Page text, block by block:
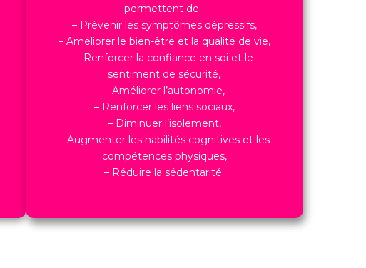
permettent de :
– Prévenir les symptômes dépressifs,
– Améliorer le bien-être et la qualité de vie,
– Renforcer la confiance en soi et le
sentiment de sécurité,
– Améliorer l’autonomie,
– Renforcer les liens sociaux,
– Diminuer l’isolement,
– Augmenter les habilités cognitives et les
compétences physiques,
– Réduire la sédentarité.